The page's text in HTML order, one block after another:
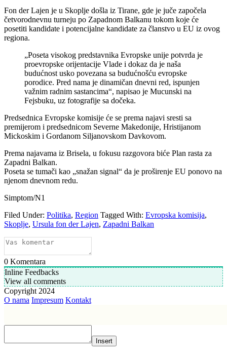
Fon der Lajen je u Skoplje došla iz Tirane, gde je juče započela
četvorodnevnu turneju po Zapadnom Balkanu tokom koje će
posetiti kandidate i potencijalne kandidate za članstvo u EU iz ovog
regiona.
„Poseta visokog predstavnika Evropske unije potvrda je
proevropske orijentacije Vlade i dokaz da je naša
budućnost usko povezana sa budućnošću evropske
porodice. Pred nama je dinamičan dnevni red, ispunjen
važnim radnim sastancima“, napisao je Mucunski na
Fejsbuku, uz fotografije sa dočeka.
Predsednica Evropske komisije će se prema najavi sresti sa
premijerom i predsednicom Severne Makedonije, Hristijanom
Mickoskim i Gordanom Siljanovskom Davkovom.
Prema najavama iz Brisela, u fokusu razgovora biće Plan rasta za
Zapadni Balkan.
Poseta se tumači kao „snažan signal“ da je proširenje EU ponovo na
njenom dnevnom redu.
Simptom/N1
Filed Under: Politika, Region Tagged With: Evropska komisija,
Skoplje, Ursula fon der Lajen, Zapadni Balkan
0 Komentara
Inline Feedbacks
View all comments
Copyright 2024
O nama Impresum Kontakt
Insert